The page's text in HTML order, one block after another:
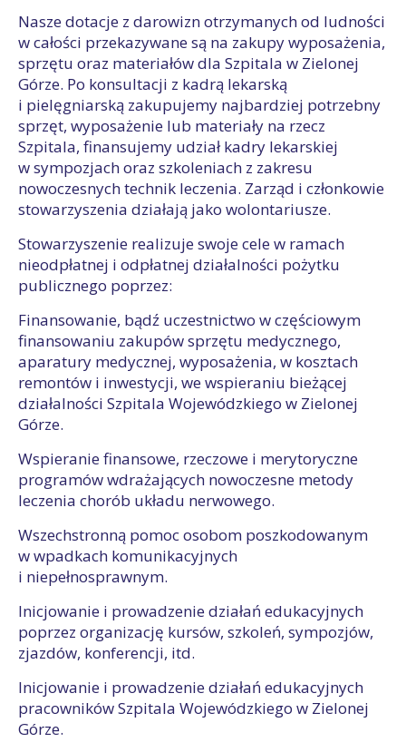
Nasze dotacje z darowizn otrzymanych od ludności
w całości przekazywane są na zakupy wyposażenia,
sprzętu oraz materiałów dla Szpitala w Zielonej
Górze. Po konsultacji z kadrą lekarską
i pielęgniarską zakupujemy najbardziej potrzebny
sprzęt, wyposażenie lub materiały na rzecz
Szpitala, finansujemy udział kadry lekarskiej
w sympozjach oraz szkoleniach z zakresu
nowoczesnych technik leczenia. Zarząd i członkowie
stowarzyszenia działają jako wolontariusze.
Stowarzyszenie realizuje swoje cele w ramach
nieodpłatnej i odpłatnej działalności pożytku
publicznego poprzez:
Finansowanie, bądź uczestnictwo w częściowym
finansowaniu zakupów sprzętu medycznego,
aparatury medycznej, wyposażenia, w kosztach
remontów i inwestycji, we wspieraniu bieżącej
działalności Szpitala Wojewódzkiego w Zielonej
Górze.
Wspieranie finansowe, rzeczowe i merytoryczne
programów wdrażających nowoczesne metody
leczenia chorób układu nerwowego.
Wszechstronną pomoc osobom poszkodowanym
w wpadkach komunikacyjnych
i niepełnosprawnym.
Inicjowanie i prowadzenie działań edukacyjnych
poprzez organizację kursów, szkoleń, sympozjów,
zjazdów, konferencji, itd.
Inicjowanie i prowadzenie działań edukacyjnych
pracowników Szpitala Wojewódzkiego w Zielonej
Górze.